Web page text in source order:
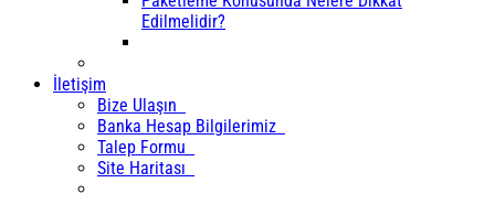
Edilmelidir?
İletişim
Bize Ulaşın
Banka Hesap Bilgilerimiz
Talep Formu
Site Haritası